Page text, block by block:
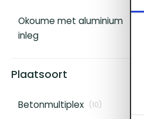
Okoume met aluminium
inleg
Plaatsoort
Betonmultiplex (10)